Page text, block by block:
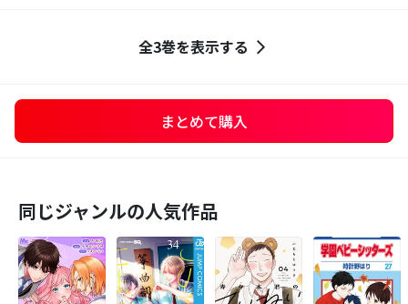
全3巻を表示する
まとめて購入
同じジャンルの人気作品